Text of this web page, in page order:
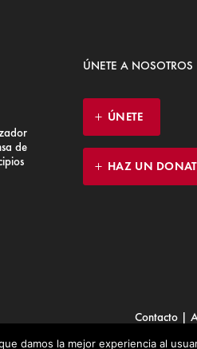
de
ÚNETE A NOSOTROS
ÚNETE
HAZ UN
Contacto |
damos la mejor experiencia al